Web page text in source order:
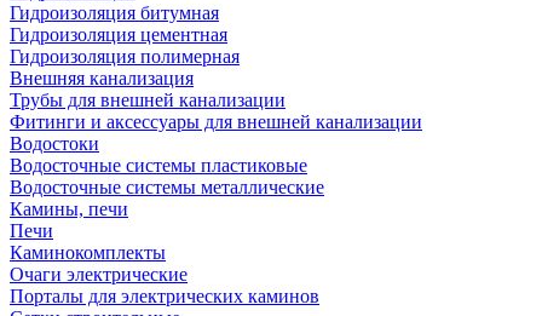
Гидроизоляция битумная
Гидроизоляция цементная
Гидроизоляция полимерная
Внешняя канализация
Трубы для внешней канализации
Фитинги и аксессуары для внешней канализации
Водостоки
Водосточные системы пластиковые
Водосточные системы металлические
Камины, печи
Печи
Каминокомплекты
Очаги электрические
Порталы для электрических каминов